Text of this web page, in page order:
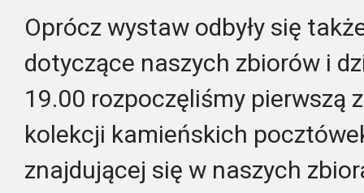
Oprócz wystaw odbyły się
dotyczące naszych zbiorów i
19.00 rozpoczęliśmy pierwszą
kolekcji kamieńskich
znajdującej się w naszych